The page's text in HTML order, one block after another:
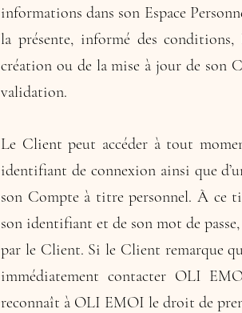
informations dans son Espace
la présente, informé des
création ou de la mise à jour de son
validation.
Le Client peut accéder à tout
identifiant de connexion ainsi que
son Compte à titre personnel. À ce
son identifiant et de son mot de
par le Client. Si le Client remarque
immédiatement contacter OLI
reconnaît à OLI EMOI le droit de